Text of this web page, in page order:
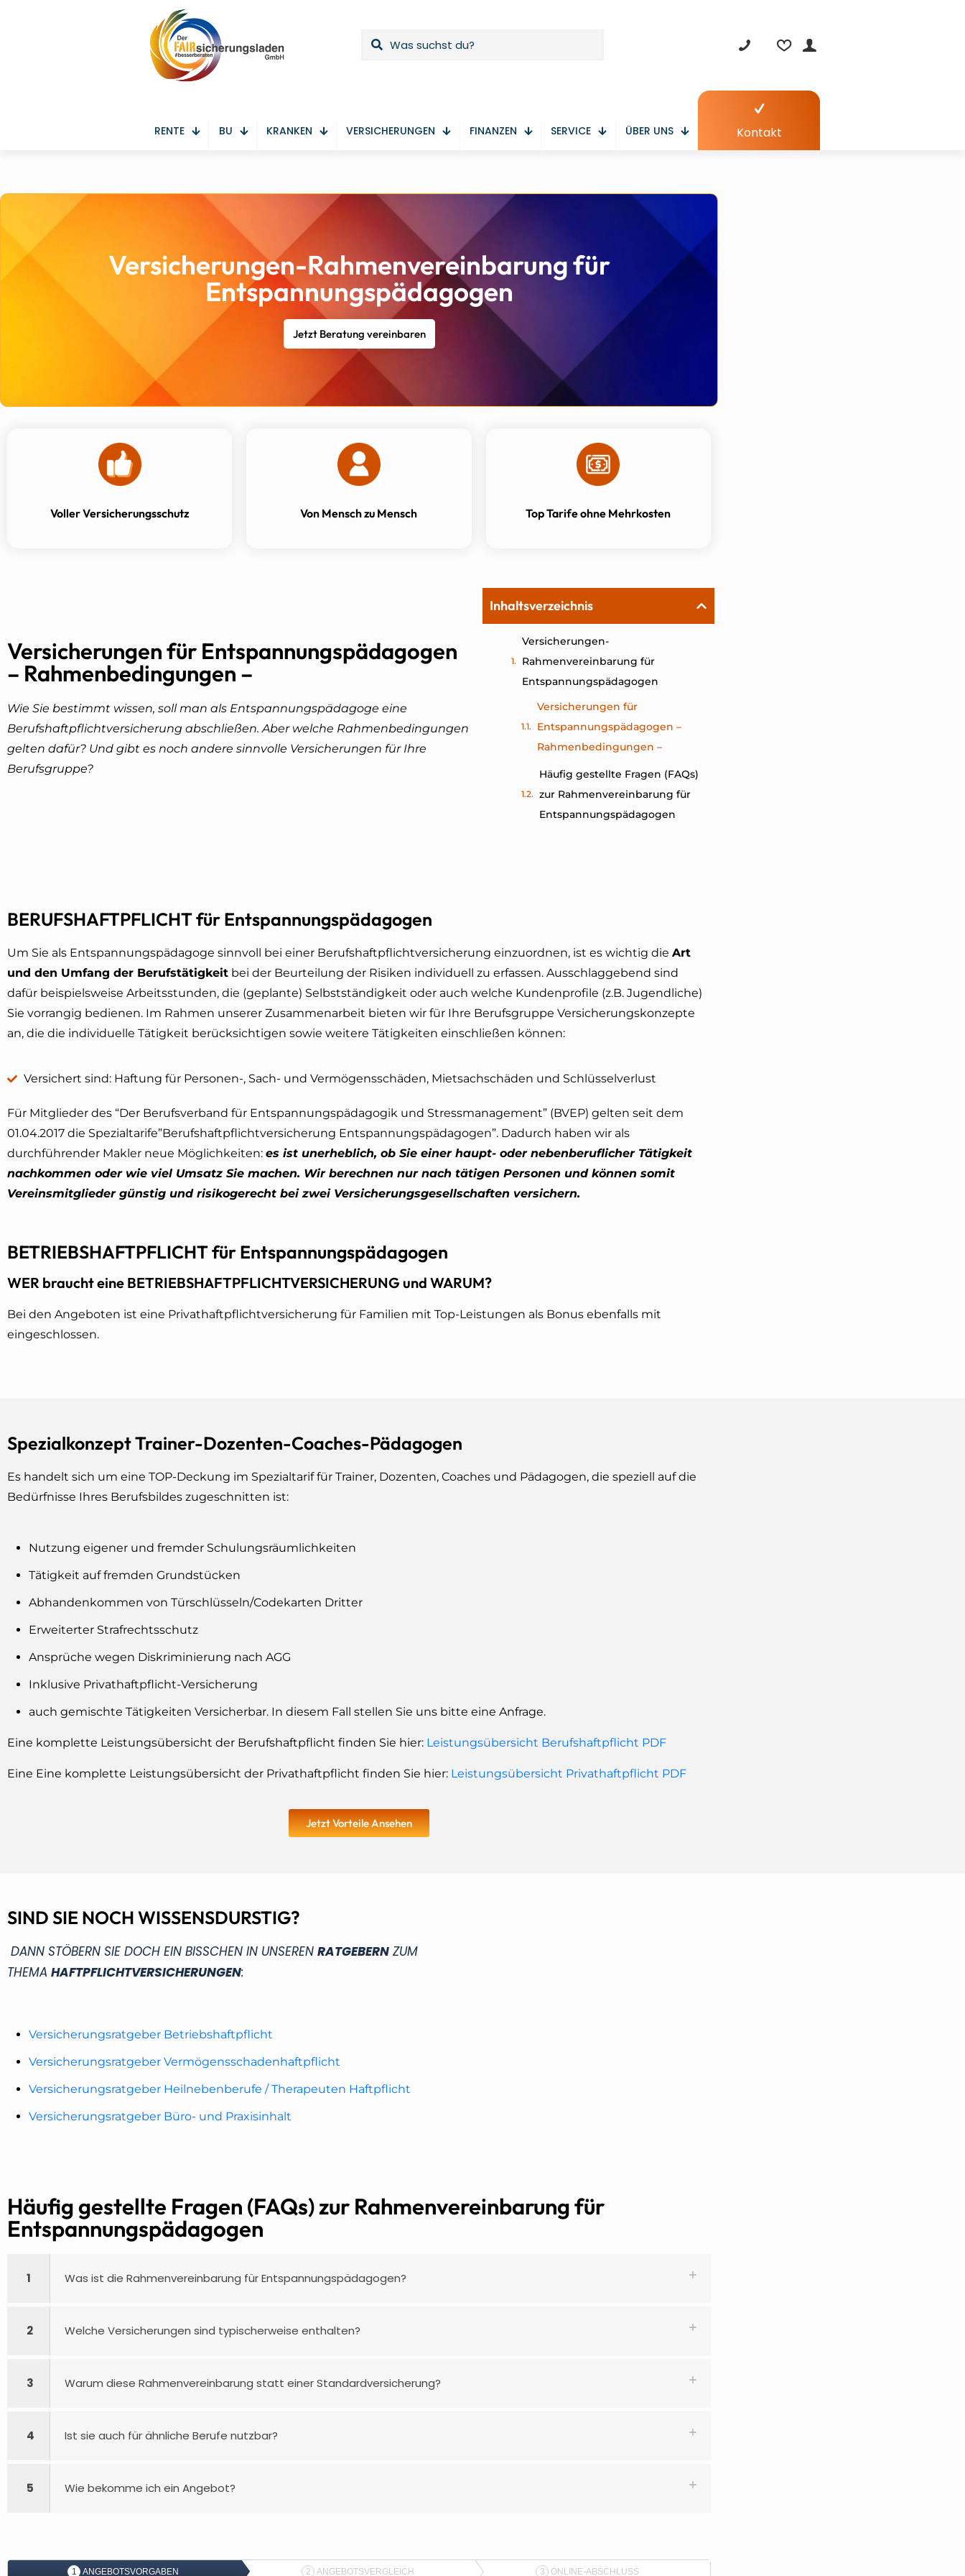
RENTE BU KRANKEN VERSICHERUNGEN FINANZEN SERVICE ÜBER UNS Kontakt
Versicherungen-Rahmenvereinbarung für
Entspannungspädagogen
Jetzt Beratung vereinbaren
Voller Versicherungsschutz Von Mensch zu Mensch Top Tarife ohne Mehrkosten
Versicherungen für Entspannungspädagogen
– Rahmenbedingungen –
Wie Sie bestimmt wissen, sollman als Entspannungspädagoge eine
Berufshaftpflichtversicherung abschließen. Aber welche Rahmenbedingungen
gelten dafür? Und gibt es noch andere sinnvolle Versicherungen für Ihre
Berufsgruppe?
Inhaltsverzeichnis
Versicherungen-
Rahmenvereinbarung für
Entspannungspädagogen
Versicherungen für
Entspannungspädagogen –
Rahmenbedingungen –
Häufig gestellte Fragen (FAQs)
zur Rahmenvereinbarung für
Entspannungspädagogen
BERUFSHAFTPFLICHT für Entspannungspädagogen
Um Sie als Entspannungspädagoge sinnvoll bei einer Berufshaftpflichtversicherung einzuordnen, ist es wichtig die Art
und den Umfang der Berufstätigkeit bei der Beurteilung der Risiken individuell zu erfassen. Ausschlaggebend sind
dafür beispielsweise Arbeitsstunden, die (geplante) Selbstständigkeit oder auch welche Kundenprofile (z.B. Jugendliche)
Sie vorrangig bedienen. Im Rahmen unserer Zusammenarbeit bieten wir für Ihre Berufsgruppe Versicherungskonzepte
an, die die individuelle Tätigkeit berücksichtigen sowie weitere Tätigkeiten einschließen können:
Versichert sind: Haftung für Personen-, Sach- und Vermögensschäden, Mietsachschäden und Schlüsselverlust
Für Mitglieder des “Der Berufsverband für Entspannungspädagogik und Stressmanagement” (BVEP) gelten seit dem
01.04.2017 die Spezialtarife”Berufshaftpflichtversicherung Entspannungspädagogen”. Dadurch haben wir als
durchführender Makler neue Möglichkeiten: es ist unerheblich, ob Sie einer haupt- oder nebenberuflicher Tätigkeit
nachkommen oder wie viel Umsatz Sie machen. Wir berechnen nur nach tätigen Personen und können somit
Vereinsmitglieder günstig und risikogerecht bei zwei Versicherungsgesellschaften versichern.
BETRIEBSHAFTPFLICHT für Entspannungspädagogen
WER braucht eine BETRIEBSHAFTPFLICHTVERSICHERUNG und WARUM?
Bei den Angeboten ist eine Privathaftpflichtversicherung für Familien mit Top-Leistungen als Bonus ebenfalls mit
eingeschlossen.
Spezialkonzept Trainer-Dozenten-Coaches-Pädagogen
Es handelt sich um eine TOP-Deckung im Spezialtarif für Trainer, Dozenten, Coaches und Pädagogen, die speziell auf die
Bedürfnisse Ihres Berufsbildes zugeschnitten ist:
Nutzung eigener und fremder Schulungsräumlichkeiten
Tätigkeit auf fremden Grundstücken
Abhandenkommen von Türschlüsseln/Codekarten Dritter
Erweiterter Strafrechtsschutz
Ansprüche wegen Diskriminierung nach AGG
Inklusive Privathaftpflicht-Versicherung
auch gemischte Tätigkeiten Versicherbar. In diesem Fall stellen Sie uns bitte eine Anfrage.
Eine komplette Leistungsübersicht der Berufshaftpflicht finden Sie hier: Leistungsübersicht Berufshaftpflicht PDF
Eine Eine komplette Leistungsübersicht der Privathaftpflicht finden Sie hier: Leistungsübersicht Privathaftpflicht PDF
Jetzt Vorteile Ansehen
SIND SIE NOCH WISSENSDURSTIG?
DANN STÖBERN SIE DOCH EIN BISSCHEN IN UNSEREN RATGEBERN ZUM
THEMA HAFTPFLICHTVERSICHERUNGEN:
Versicherungsratgeber Betriebshaftpflicht
Versicherungsratgeber Vermögensschadenhaftpflicht
Versicherungsratgeber Heilnebenberufe / Therapeuten Haftpflicht
Versicherungsratgeber Büro- und Praxisinhalt
Häufig gestellte Fragen (FAQs) zur Rahmenvereinbarung für
Entspannungspädagogen
1 Was ist die Rahmenvereinbarung für Entspannungspädagogen?
2 Welche Versicherungen sind typischerweise enthalten?
3 Warum diese Rahmenvereinbarung statt einer Standardversicherung?
4 Ist sie auch für ähnliche Berufe nutzbar?
5 Wie bekomme ich ein Angebot?